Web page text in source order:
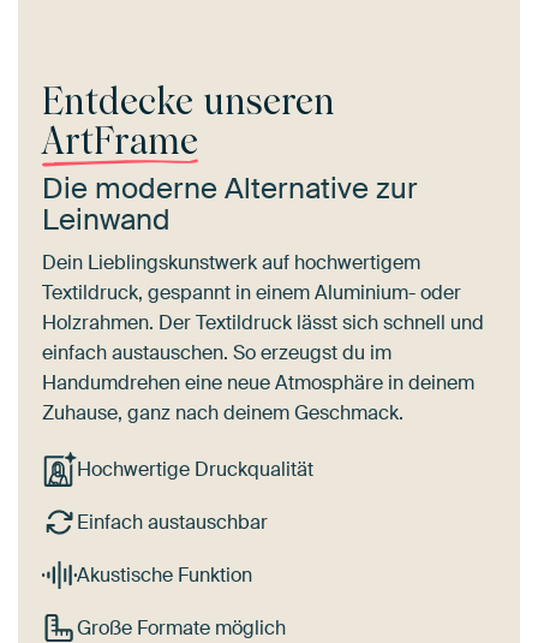
Entdecke unseren
ArtFrame
Die moderne Alternative zur
Leinwand
Dein Lieblingskunstwerk auf hochwertigem
Textildruck, gespannt in einem Aluminium- oder
Holzrahmen. Der Textildruck lässt sich schnell und
einfach austauschen. So erzeugst du im
Handumdrehen eine neue Atmosphäre in deinem
Zuhause, ganz nach deinem Geschmack.
Hochwertige Druckqualität
Einfach austauschbar
Akustische Funktion
Große Formate möglich